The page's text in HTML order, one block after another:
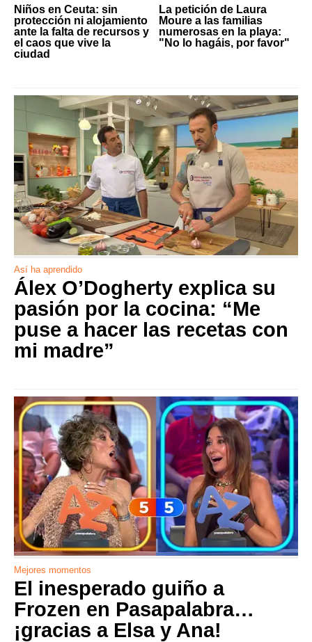
Niños en Ceuta: sin
protección ni alojamiento
ante la falta de recursos y
el caos que vive la
ciudad
La petición de Laura
Moure a las familias
numerosas en la playa:
"No lo hagáis, por favor"
Así ha aprendido
Álex O’Dogherty explica su
pasión por la cocina: “Me
puse a hacer las recetas con
mi madre”
Mejores momentos
El inesperado guiño a
Frozen en Pasapalabra…
¡gracias a Elsa y Ana!